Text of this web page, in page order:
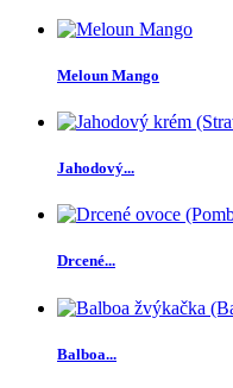
Meloun Mango
Jahodový...
Drcené...
Balboa...